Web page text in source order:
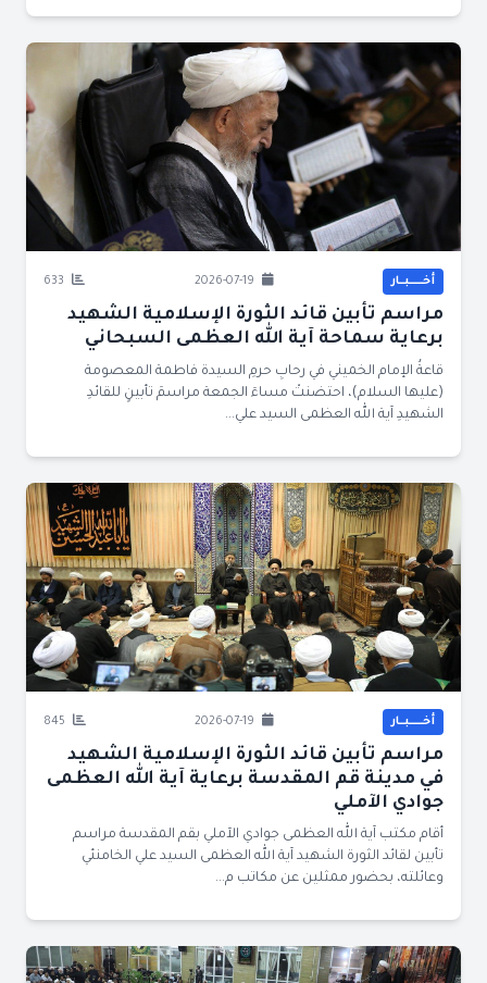
أخــــــبــار
مراسم تأبين قائد الثورة الإسلامية الشهيد
برعاية سماحة آية الله العظمى السبحاني
قاعةُ الإمام الخميني في رحابِ حرمِ السيدة فاطمة المعصومة
(عليها السلام)، احتضنتْ مساءَ الجمعة مراسمَ تأبينٍ للقائدِ
الشهيدِ آية الله العظمى السيد علي...
أخــــــبــار
مراسم تأبين قائد الثورة الإسلامية الشهيد
في مدينة قم المقدسة برعاية آية الله العظمى
جوادي الآملي
أقام مكتب آية الله العظمى جوادي الآملي بقم المقدسة مراسم
تأبين لقائد الثورة الشهيد آية الله العظمى السيد علي الخامنئي
وعائلته، بحضور ممثلين عن مكاتب م...